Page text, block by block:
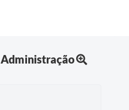
Administração